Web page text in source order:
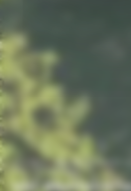
Vol découverte